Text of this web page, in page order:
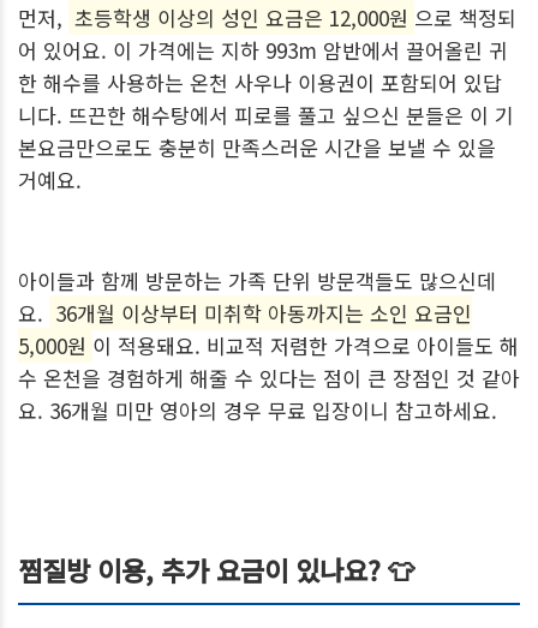
먼저, 초등학생 이상의 성인 요금은 12,000원 으로 책정되
어 있어요. 이 가격에는 지하 993m 암반에서 끌어올린 귀
한 해수를 사용하는 온천 사우나 이용권이 포함되어 있답
니다. 뜨끈한 해수탕에서 피로를 풀고 싶으신 분들은 이 기
본요금만으로도 충분히 만족스러운 시간을 보낼 수 있을
거예요.
아이들과 함께 방문하는 가족 단위 방문객들도 많으신데
요. 36개월 이상부터 미취학 아동까지는 소인 요금인
5,000원 이 적용돼요. 비교적 저렴한 가격으로 아이들도 해
수 온천을 경험하게 해줄 수 있다는 점이 큰 장점인 것 같아
요. 36개월 미만 영아의 경우 무료 입장이니 참고하세요.
찜질방 이용, 추가 요금이 있나요? 👕